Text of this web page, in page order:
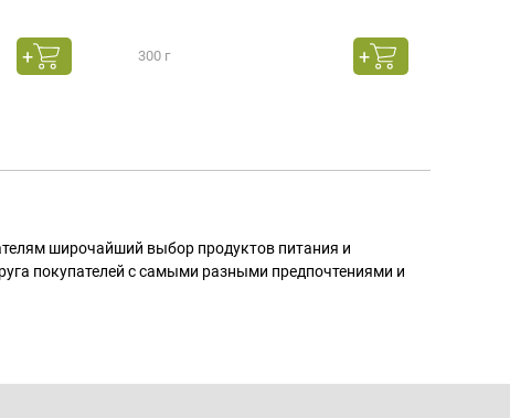
300 г
широчайший выбор продуктов питания и
покупателей с самыми разными предпочтениями и